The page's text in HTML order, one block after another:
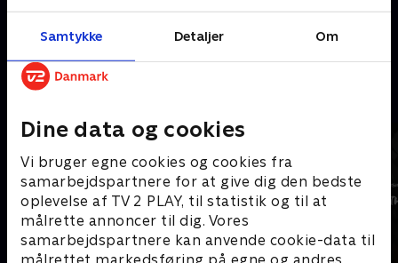
Samtykke Detaljer Om
Dine data og cookies
Vi bruger egne cookies og cookies fra
samarbejdspartnere for at give dig den bedste
oplevelse af TV 2 PLAY, til statistik og til at
målrette annoncer til dig. Vores
samarbejdspartnere kan anvende cookie-data til
Kræver tilkøb